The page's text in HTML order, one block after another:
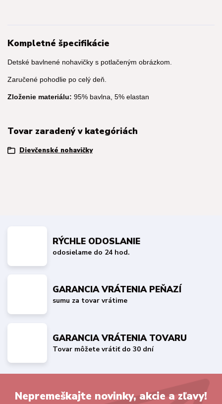
Kompletné špecifikácie
Detské bavlnené nohavičky s potlačeným obrázkom.
Zaručené pohodlie po celý deň.
Zloženie materiálu: 95% bavlna, 5% elastan
Tovar zaradený v kategóriách
Dievčenské nohavičky
RÝCHLE ODOSLANIE
odosielame do 24 hod.
GARANCIA VRÁTENIA PEŇAZÍ
sumu za tovar vrátime
GARANCIA VRÁTENIA TOVARU
Tovar môžete vrátiť do 30 dní
Nepremeškajte novinky, akcie a zľavy!